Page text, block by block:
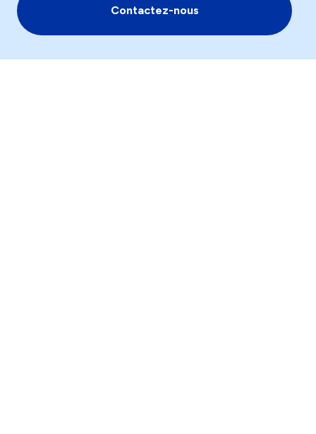
Contactez-nous